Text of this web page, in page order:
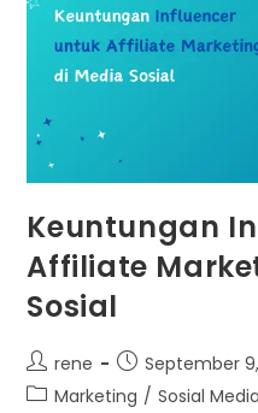
Keuntungan
Affiliate
Sosial
Post
author:
rene
Post
published:
September
PostMarketing / Sosial Media